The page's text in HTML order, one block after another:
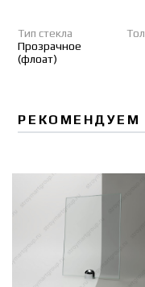
Тип стекла
Прозрачное
(флоат)
РЕКОМЕНДУЕМ